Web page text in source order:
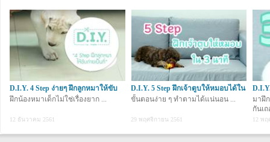
D.I.Y. 4 Step ง่ายๆ ฝึกลูกหมาให้ขับ
ถ่ายเ
ฝึกน้องหมาเด็กไม่ใช่เรื่องยาก ...
12 ธันวาคม 2561
D.I.Y. 5 Step ฝึกเจ้าตูบให้หมอบได้ใน
3 น
ขั้นตอนง่าย ๆ ทำตามได้แน่นอน ...
29 พฤศจิกายน 2561
นาที
มาฝึ
กันเถ
12 พฤ